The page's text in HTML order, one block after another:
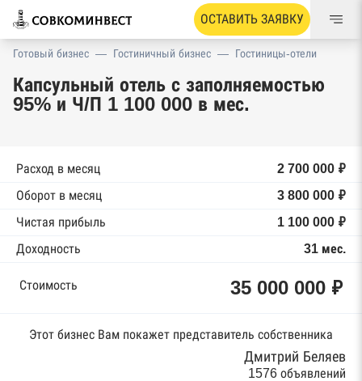
ОСТАВИТЬ ЗАЯВКУ
Готовый бизнес — Гостиничный бизнес — Гостиницы-отели
Капсульный отель с заполняемостью
95% и Ч/П 1 100 000 в мес.
Расход в месяц
2 700 000 ₽
Оборот в месяц
3 800 000 ₽
Чистая прибыль
1 100 000 ₽
Доходность
31 мес.
Стоимость 35 000 000 ₽
Этот бизнес Вам покажет представитель собственника
Дмитрий Беляев
1576 объявлений